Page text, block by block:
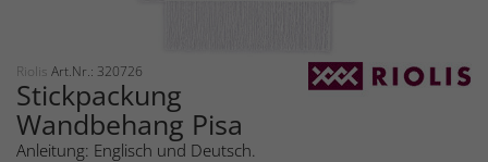
Riolis Art.Nr.: 320726
Stickpackung
Wandbehang Pisa
Anleitung: Englisch und Deutsch.